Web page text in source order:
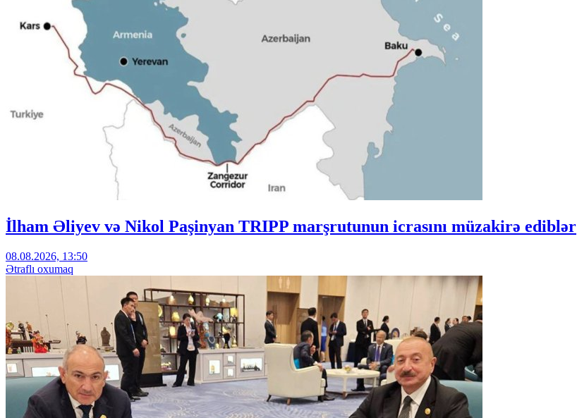
İlham Əliyev və Nikol Paşinyan TRIPP marşrutunun icrasını müzakirə ediblər
08.08.2026, 13:50
Ətraflı oxumaq